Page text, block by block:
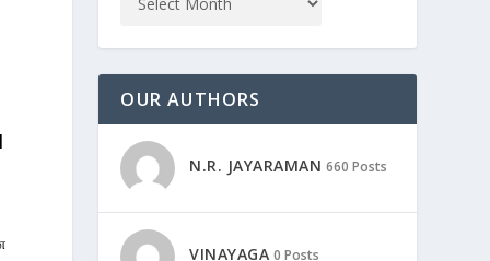
OUR AUTHORS
N.R. JAYARAMAN 660 Posts
VINAYAGA 0 Posts